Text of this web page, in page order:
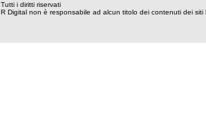
Tutti i diritti riservati
R Digital non è responsabile ad alcun titolo dei contenuti dei siti